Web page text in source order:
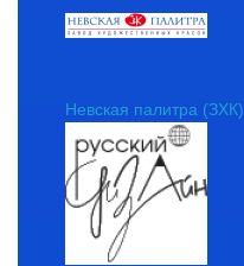
Невская палитра (ЗХК)